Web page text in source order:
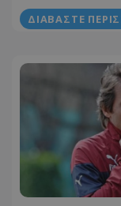
ΔΙΑΒΆΣΤΕ